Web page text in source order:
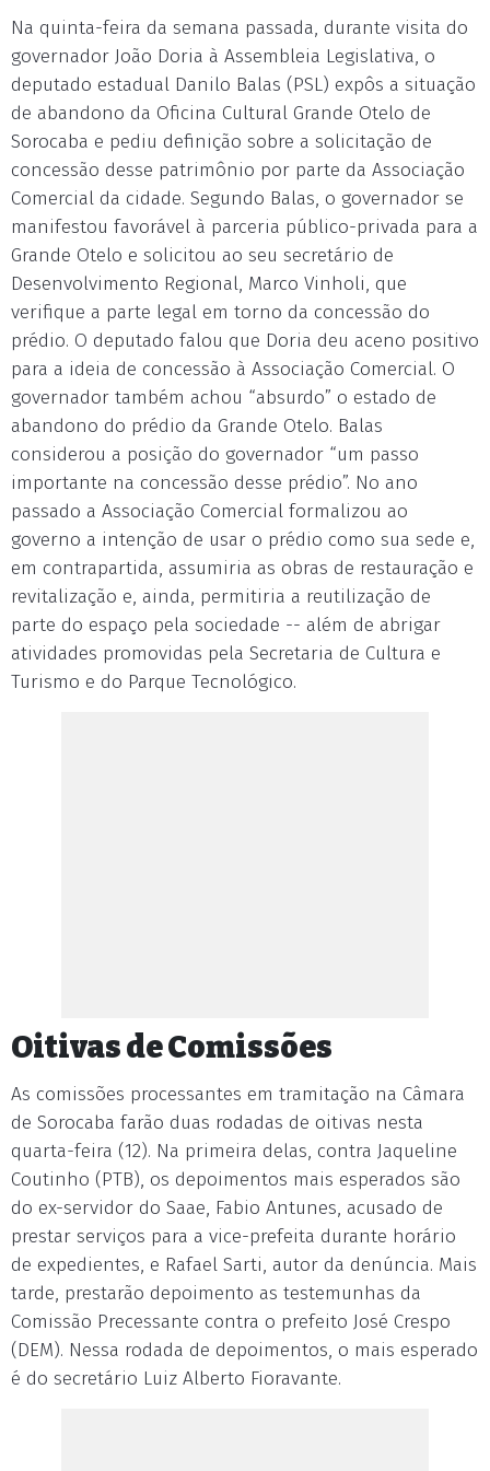
Na quinta-feira da semana passada, durante visita do
governador João Doria à Assembleia Legislativa, o
deputado estadual Danilo Balas (PSL) expôs a situação
de abandono da Oficina Cultural Grande Otelo de
Sorocaba e pediu definição sobre a solicitação de
concessão desse patrimônio por parte da Associação
Comercial da cidade. Segundo Balas, o governador se
manifestou favorável à parceria público-privada para a
Grande Otelo e solicitou ao seu secretário de
Desenvolvimento Regional, Marco Vinholi, que
verifique a parte legal em torno da concessão do
prédio. O deputado falou que Doria deu aceno positivo
para a ideia de concessão à Associação Comercial. O
governador também achou “absurdo” o estado de
abandono do prédio da Grande Otelo. Balas
considerou a posição do governador “um passo
importante na concessão desse prédio”. No ano
passado a Associação Comercial formalizou ao
governo a intenção de usar o prédio como sua sede e,
em contrapartida, assumiria as obras de restauração e
revitalização e, ainda, permitiria a reutilização de
parte do espaço pela sociedade -- além de abrigar
atividades promovidas pela Secretaria de Cultura e
Turismo e do Parque Tecnológico.
Oitivas de Comissões
As comissões processantes em tramitação na Câmara
de Sorocaba farão duas rodadas de oitivas nesta
quarta-feira (12). Na primeira delas, contra Jaqueline
Coutinho (PTB), os depoimentos mais esperados são
do ex-servidor do Saae, Fabio Antunes, acusado de
prestar serviços para a vice-prefeita durante horário
de expedientes, e Rafael Sarti, autor da denúncia. Mais
tarde, prestarão depoimento as testemunhas da
Comissão Precessante contra o prefeito José Crespo
(DEM). Nessa rodada de depoimentos, o mais esperado
é do secretário Luiz Alberto Fioravante.